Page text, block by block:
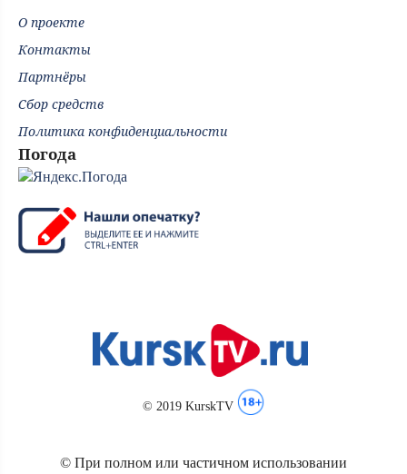
О проекте
Контакты
Партнёры
Сбор средств
Политика конфиденциальности
Погода
© 2019 KurskTV
© При полном или частичном использовании